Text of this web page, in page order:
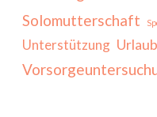
Solomutterschaft
Unterstützung Urlaub